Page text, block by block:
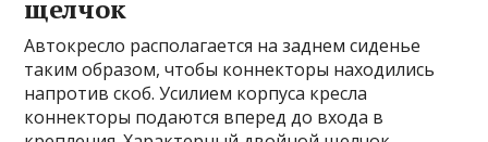
щелчок
Автокресло располагается на заднем сиденье
таким образом, чтобы коннекторы находились
напротив скоб. Усилием корпуса кресла
коннекторы подаются вперед до входа в